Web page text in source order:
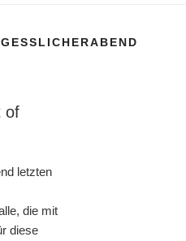
of
letzten
die mit
diese